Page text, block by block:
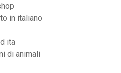
in italiano
ita
di animali